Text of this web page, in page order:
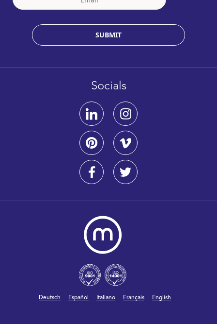
SUBMIT
Socials
Deutsch Español Italiano Français English